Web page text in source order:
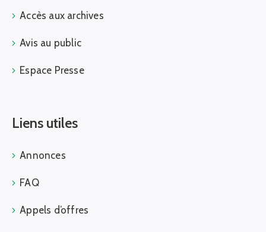
Accès aux archives
Avis au public
Espace Presse
Liens utiles
Annonces
FAQ
Appels d’offres